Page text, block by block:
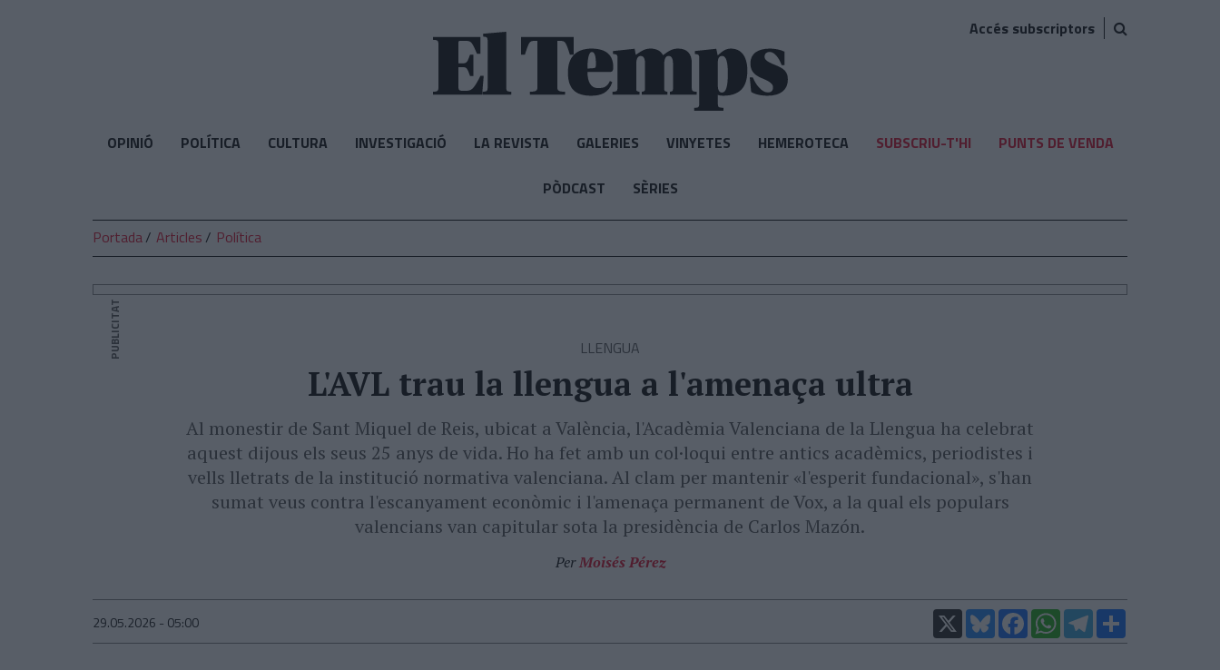
Accés subscriptors
OPINIÓ POLÍTICA CULTURA INVESTIGACIÓ LA REVISTA GALERIES VINYETES HEMEROTECA SUBSCRIU-T'HI PUNTS DE VENDA
PÒDCAST SÈRIES
Portada Articles Política
PUBLICITAT LLENGUA
L'AVL trau la llengua a l'amenaça ultra
Al monestir de Sant Miquel de Reis, ubicat a València, l'Acadèmia Valenciana de la Llengua ha celebrat
aquest dijous els seus 25 anys de vida. Ho ha fet amb un col·loqui entre antics acadèmics, periodistes i
vells lletrats de la institució normativa valenciana. Al clam per mantenir «l'esperit fundacional», s'han
sumat veus contra l'escanyament econòmic i l'amenaça permanent de Vox, a la qual els populars
valencians van capitular sota la presidència de Carlos Mazón.
PerMoisés Pérez
29.05.2026 - 05:00 X BlueskyFacebookWhatsAppTelegram